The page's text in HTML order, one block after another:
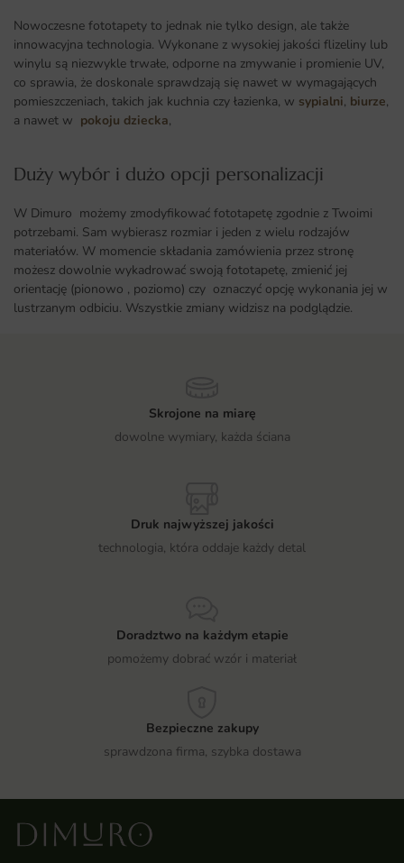
Nowoczesne fototapety to jednak nie tylko design, ale także
innowacyjna technologia. Wykonane z wysokiej jakości flizeliny lub
winylu są niezwykle trwałe, odporne na zmywanie i promienie UV,
co sprawia, że doskonale sprawdzają się nawet w wymagających
pomieszczeniach, takich jak kuchnia czy łazienka, w sypialni, biurze,
a nawet w pokoju dziecka,
Duży wybór i dużo opcji personalizacji ​
W Dimuro możemy zmodyfikować fototapetę zgodnie z Twoimi
potrzebami. Sam wybierasz rozmiar i jeden z wielu rodzajów
materiałów. W momencie składania zamówienia przez stronę
możesz dowolnie wykadrować swoją fototapetę, zmienić jej
orientację (pionowo , poziomo) czy oznaczyć opcję wykonania jej w
lustrzanym odbiciu. Wszystkie zmiany widzisz na podglądzie.
Skrojone na miarę
dowolne wymiary, każda ściana
Druk najwyższej jakości
technologia, która oddaje każdy detal
Doradztwo na każdym etapie
pomożemy dobrać wzór i materiał
Bezpieczne zakupy
sprawdzona firma, szybka dostawa